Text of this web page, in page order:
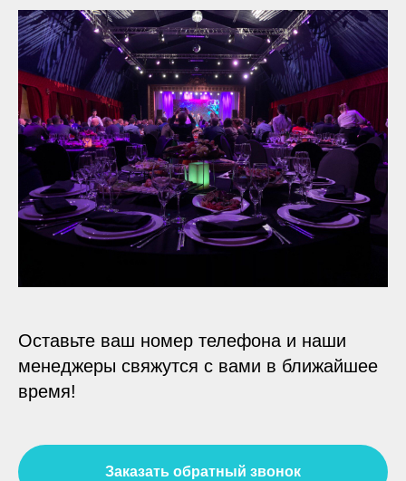
Оставьте ваш номер телефона и наши
менеджеры свяжутся с вами в ближайшее
время!
Заказать обратный звонок